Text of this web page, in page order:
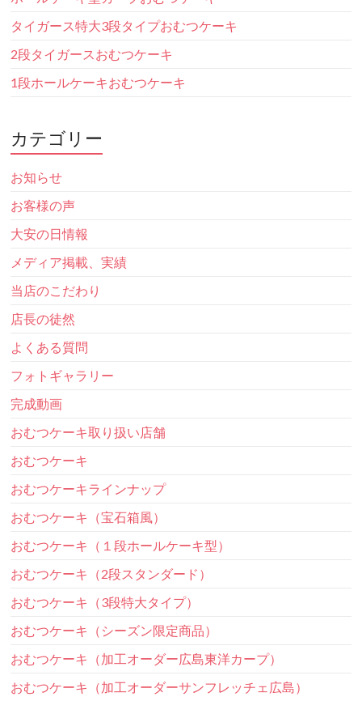
タイガース特大3段タイプおむつケーキ
2段タイガースおむつケーキ
1段ホールケーキおむつケーキ
カテゴリー
お知らせ
お客様の声
大安の日情報
メディア掲載、実績
当店のこだわり
店長の徒然
よくある質問
フォトギャラリー
完成動画
おむつケーキ取り扱い店舗
おむつケーキ
おむつケーキラインナップ
おむつケーキ（宝石箱風）
おむつケーキ（１段ホールケーキ型）
おむつケーキ（2段スタンダード）
おむつケーキ（3段特大タイプ）
おむつケーキ（シーズン限定商品）
おむつケーキ（加工オーダー広島東洋カープ）
おむつケーキ（加工オーダーサンフレッチェ広島）